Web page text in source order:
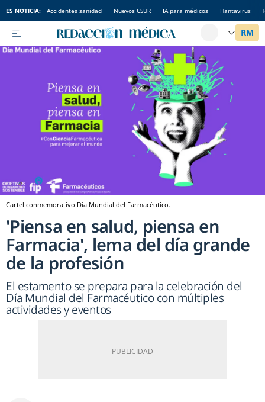
ES NOTICIA: Accidentes sanidad Nuevos CSUR IA para médicos Hantavirus
Cartel conmemorativo Día Mundial del Farmacéutico.
'Piensa en salud, piensa en
Farmacia', lema del día grande
de la profesión
El estamento se prepara para la celebración del
Día Mundial del Farmacéutico con múltiples
actividades y eventos